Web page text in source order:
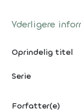
Yderligere
Oprindelig titel
Serie
Forfatter(e)